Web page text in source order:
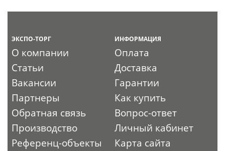
ЭКСПО-ТОРГ
О компании
Статьи
Вакансии
Партнеры
Обратная связь
Производство
Референц-объекты
ИНФОРМАЦИЯ
Оплата
Доставка
Гарантии
Как купить
Вопрос-ответ
Личный кабинет
Карта сайта